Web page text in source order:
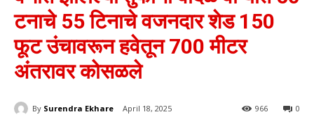
टनाचे 55 टिनाचे वजनदार शेड 150
फूट उंचावरून हवेतून 700 मीटर
अंतरावर कोसळले
By Surendra Ekhare April 18, 2025 0
966